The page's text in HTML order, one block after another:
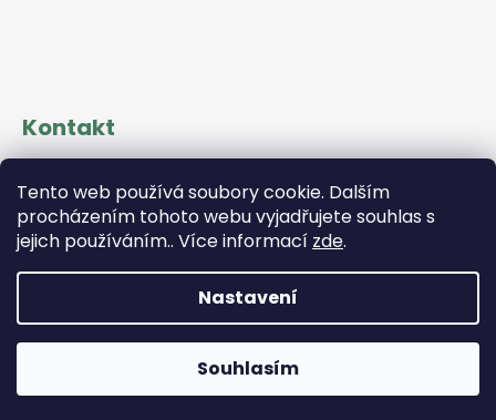
Tento web používá soubory cookie. Dalším
procházením tohoto webu vyjadřujete souhlas s
jejich používáním.. Více informací zde.
Nastavení
Souhlasím
Kontakt
+420 731 417 169
Díky přírodě. Všechna práva vyhrazena.